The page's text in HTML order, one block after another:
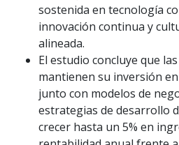
sostenida en tecnología
innovación continua y
alineada.
El estudio concluye que
mantienen su inversión
junto con modelos de
estrategias de desarrollo
crecer hasta un 5% en